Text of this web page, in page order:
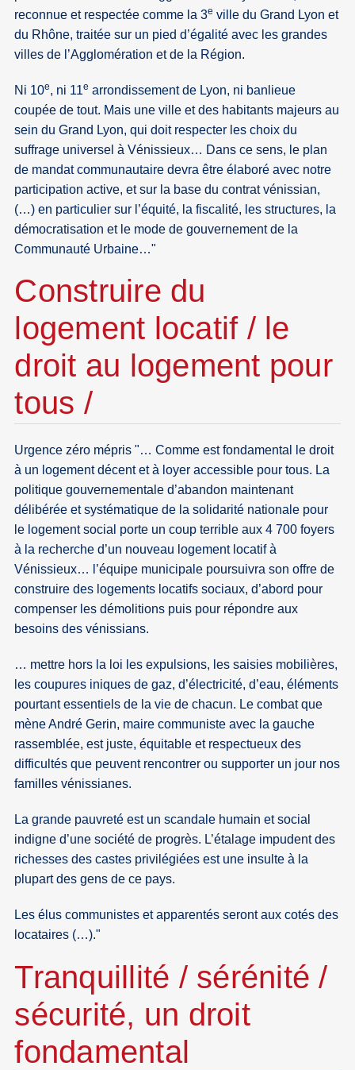
reconnue et respectée comme la 3e ville du Grand Lyon et
du Rhône, traitée sur un pied d’égalité avec les grandes
villes de l’Agglomération et de la Région.
Ni 10e, ni 11e arrondissement de Lyon, ni banlieue
coupée de tout. Mais une ville et des habitants majeurs au
sein du Grand Lyon, qui doit respecter les choix du
suffrage universel à Vénissieux… Dans ce sens, le plan
de mandat communautaire devra être élaboré avec notre
participation active, et sur la base du contrat vénissian,
(…) en particulier sur l’équité, la fiscalité, les structures, la
démocratisation et le mode de gouvernement de la
Communauté Urbaine…"
Construire du
logement locatif / le
droit au logement pour
tous /
Urgence zéro mépris "… Comme est fondamental le droit
à un logement décent et à loyer accessible pour tous. La
politique gouvernementale d’abandon maintenant
délibérée et systématique de la solidarité nationale pour
le logement social porte un coup terrible aux 4 700 foyers
à la recherche d’un nouveau logement locatif à
Vénissieux… l’équipe municipale poursuivra son offre de
construire des logements locatifs sociaux, d’abord pour
compenser les démolitions puis pour répondre aux
besoins des vénissians.
… mettre hors la loi les expulsions, les saisies mobilières,
les coupures iniques de gaz, d’électricité, d’eau, éléments
pourtant essentiels de la vie de chacun. Le combat que
mène André Gerin, maire communiste avec la gauche
rassemblée, est juste, équitable et respectueux des
difficultés que peuvent rencontrer ou supporter un jour nos
familles vénissianes.
La grande pauvreté est un scandale humain et social
indigne d’une société de progrès. L’étalage impudent des
richesses des castes privilégiées est une insulte à la
plupart des gens de ce pays.
Les élus communistes et apparentés seront aux cotés des
locataires (…)."
Tranquillité / sérénité /
sécurité, un droit
fondamental